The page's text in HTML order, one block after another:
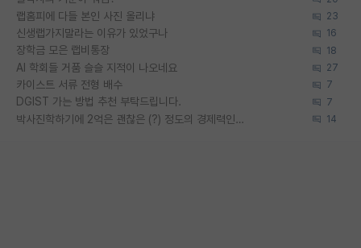
랩홈피에 다들 본인 사진 올리냐 23
신생랩가지말라는 이유가 있었구나 16
장학금 모은 랩비통장 18
AI 학회들 거품 슬슬 지적이 나오네요 27
카이스트 서류 전형 배수 7
DGIST 가는 방법 추천 부탁드립니다. 7
박사진학하기에 2억은 괜찮은 (?) 정도의 경제력인가요 14